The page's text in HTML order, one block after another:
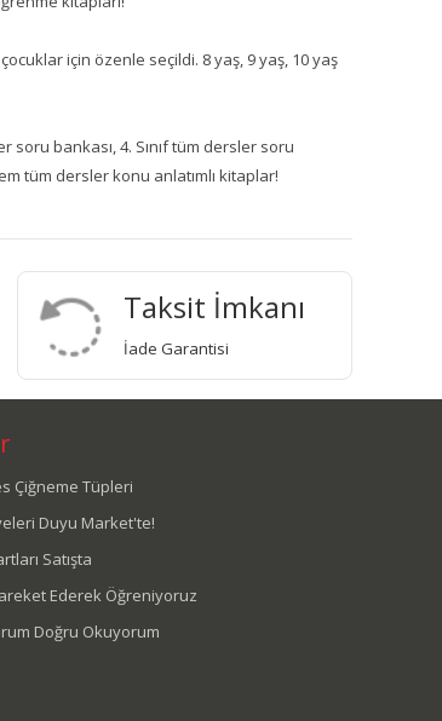
için özenle seçildi. 8 yaş, 9 yaş, 10 yaş
soru bankası, 4. Sınıf tüm dersler soru
tüm dersler konu anlatımlı kitaplar!
Taksit İmkanı
İade Garantisi
Çiğneme Tüpleri
Duyu Market'te!
Satışta
Ederek Öğreniyoruz
Doğru Okuyorum